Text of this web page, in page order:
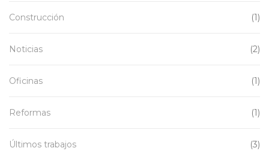
Construcción (1)
Noticias (2)
Oficinas (1)
Reformas (1)
Últimos trabajos (3)